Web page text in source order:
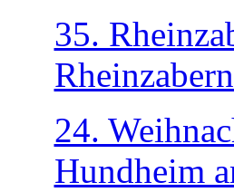
35.
24.
Hundheim